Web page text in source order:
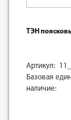
ТЭН
Артикул:
Базовая
наличие: